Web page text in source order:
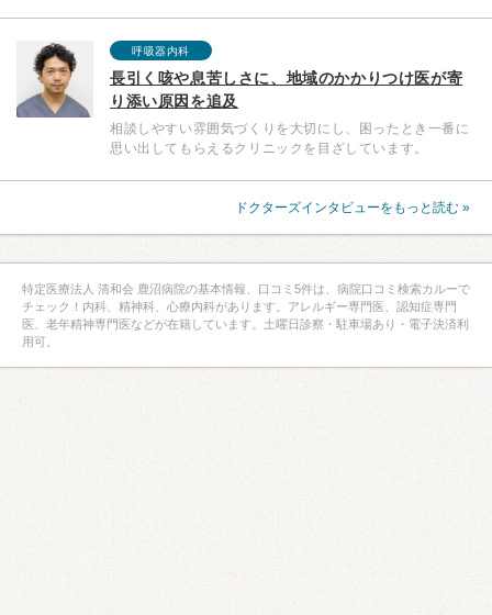
呼吸器内科
長引く咳や息苦しさに、地域のかかりつけ医が寄
り添い原因を追及
相談しやすい雰囲気づくりを大切にし、困ったとき一番に
思い出してもらえるクリニックを目ざしています。
ドクターズインタビューをもっと読む »
特定医療法人 清和会 鹿沼病院の基本情報、口コミ5件は、病院口コミ検索カルーで
チェック！内科、精神科、心療内科があります。アレルギー専門医、認知症専門
医、老年精神専門医などが在籍しています。土曜日診察・駐車場あり・電子決済利
用可。